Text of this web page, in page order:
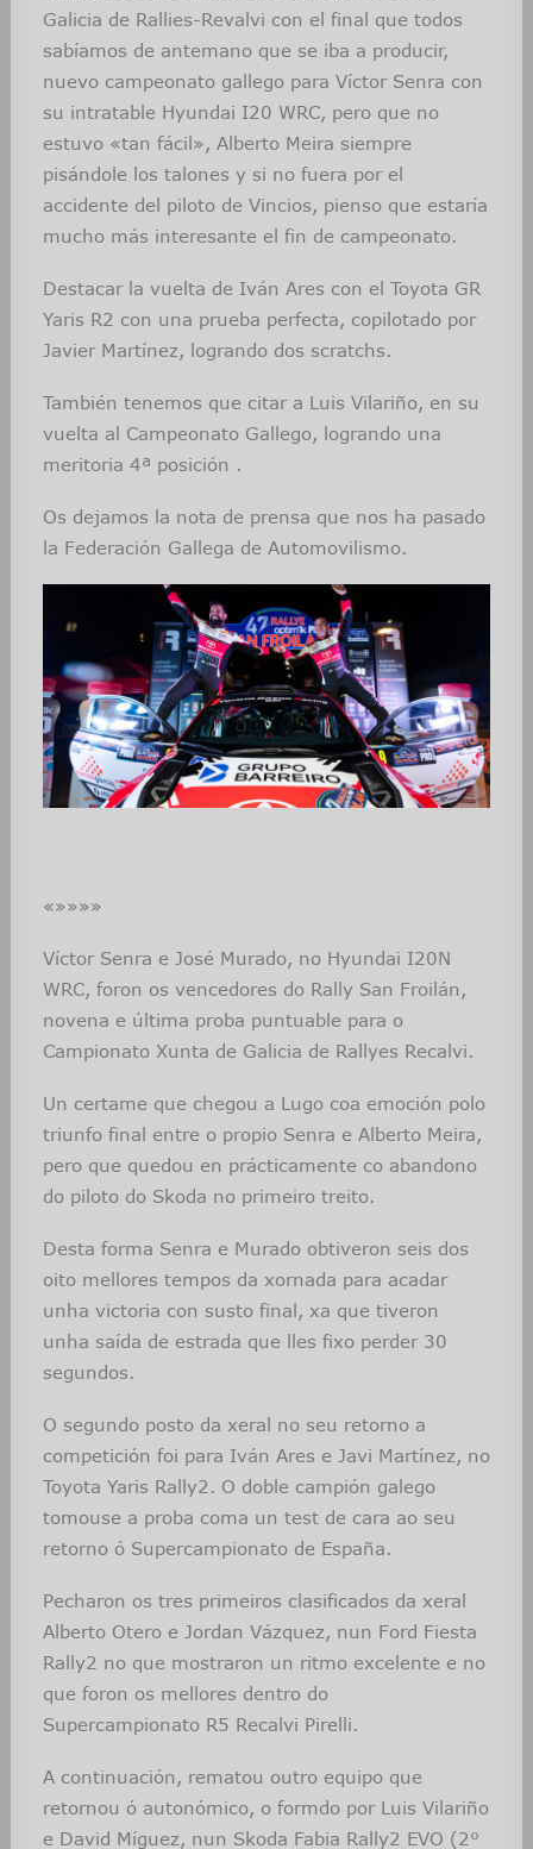
Galicia de Rallies-Revalvi con el final que todos
sabíamos de antemano que se iba a producir,
nuevo campeonato gallego para Víctor Senra con
su intratable Hyundai I20 WRC, pero que no
estuvo «tan fácil», Alberto Meira siempre
pisándole los talones y si no fuera por el
accidente del piloto de Vincios, pienso que estaría
mucho más interesante el fin de campeonato.
Destacar la vuelta de Iván Ares con el Toyota GR
Yaris R2 con una prueba perfecta, copilotado por
Javier Martínez, logrando dos scratchs.
También tenemos que citar a Luis Vilariño, en su
vuelta al Campeonato Gallego, logrando una
meritoria 4ª posición .
Os dejamos la nota de prensa que nos ha pasado
la Federación Gallega de Automovilismo.
«»»»»
Víctor Senra e José Murado, no Hyundai I20N
WRC, foron os vencedores do Rally San Froilán,
novena e última proba puntuable para o
Campionato Xunta de Galicia de Rallyes Recalvi.
Un certame que chegou a Lugo coa emoción polo
triunfo final entre o propio Senra e Alberto Meira,
pero que quedou en prácticamente co abandono
do piloto do Skoda no primeiro treito.
Desta forma Senra e Murado obtiveron seis dos
oito mellores tempos da xornada para acadar
unha victoria con susto final, xa que tiveron
unha saída de estrada que lles fixo perder 30
segundos.
O segundo posto da xeral no seu retorno a
competición foi para Iván Ares e Javi Martínez, no
Toyota Yaris Rally2. O doble campión galego
tomouse a proba coma un test de cara ao seu
retorno ó Supercampionato de España.
Pecharon os tres primeiros clasificados da xeral
Alberto Otero e Jordan Vázquez, nun Ford Fiesta
Rally2 no que mostraron un ritmo excelente e no
que foron os mellores dentro do
Supercampionato R5 Recalvi Pirelli.
A continuación, rematou outro equipo que
retornou ó autonómico, o formdo por Luis Vilariño
e David Míguez, nun Skoda Fabia Rally2 EVO (2°